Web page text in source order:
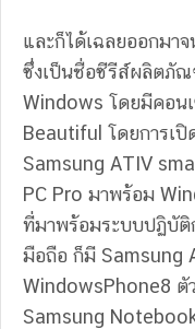
และก็ได้เฉลยออกมา
ซึ่งเป็นชื่อซีรีส์ผลิตภั
Windows โดยมีคอ
Beautiful โดยการเ
Samsung ATIV
PC Pro มาพร้อม
ที่มาพร้อมระบบปฏิบัติ
มือถือ ก็มี Samsung
WindowsPhone8
Samsung